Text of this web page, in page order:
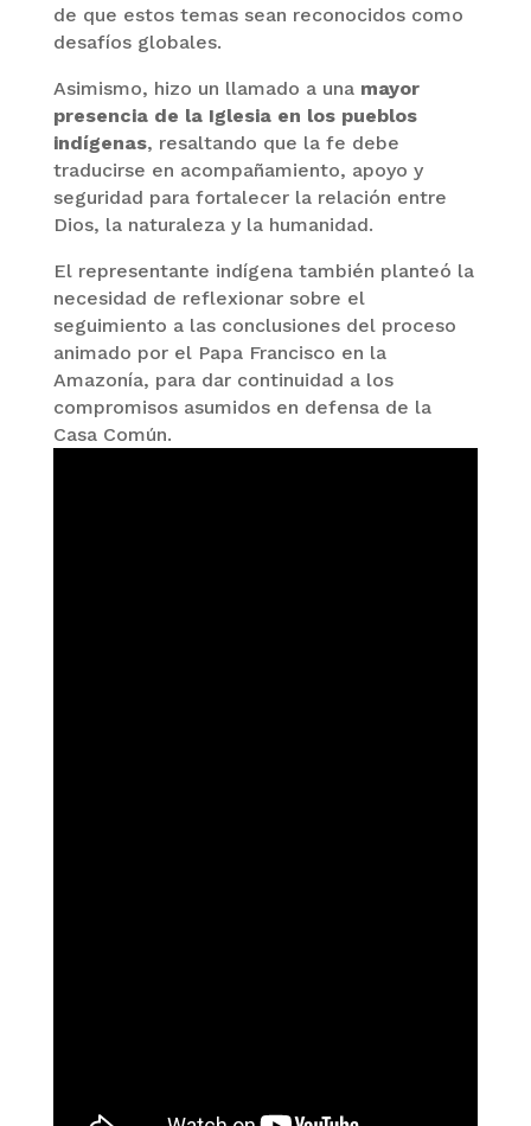
de que estos temas sean reconocidos como
desafíos globales.
Asimismo, hizo un llamado a una mayor
presencia de la Iglesia en los pueblos
indígenas, resaltando que la fe debe
traducirse en acompañamiento, apoyo y
seguridad para fortalecer la relación entre
Dios, la naturaleza y la humanidad.
El representante indígena también planteó la
necesidad de reflexionar sobre el
seguimiento a las conclusiones del proceso
animado por el Papa Francisco en la
Amazonía, para dar continuidad a los
compromisos asumidos en defensa de la
Casa Común.